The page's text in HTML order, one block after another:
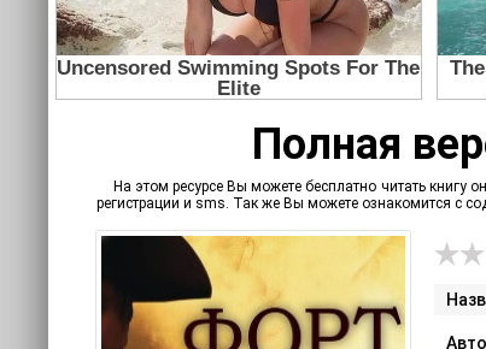
Полная
На этом ресурсе Вы можете бесплатно читать
регистрации и sms. Так же Вы можете ознакомится с